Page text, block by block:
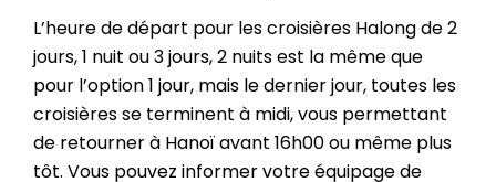
L’heure de départ pour les croisières Halong de 2
jours, 1 nuit ou 3 jours, 2 nuits est la même que
pour l’option 1 jour, mais le dernier jour, toutes les
croisières se terminent à midi, vous permettant
de retourner à Hanoï avant 16h00 ou même plus
tôt. Vous pouvez informer votre équipage de